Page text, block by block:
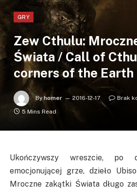
GRY
Zew Cthulu:
Świata / Call of
corners of the Earth
By homer 2016-12-17
Brak
5 Mins Read
Ukończywszy wreszcie, po
emocjonującej grze, dzieło
Mroczne zakątki Świata długo